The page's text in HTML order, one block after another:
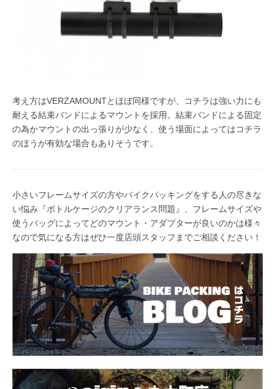
考え方はVERZAMOUNTとほぼ同様ですが、コチラは強い力にも
耐える結束バンドによるマウントを採用。結束バンドによる固定
の為かマウントの出っ張りが少なく、使う場面によってはコチラ
のほうが有効な場合もありそうです。
小さいフレームサイズの方やバイクパッキングをする人の尽きな
い悩み『ボトルケージのクリアランス問題』、フレームサイズや
使うバッグによってどのマウント・アダプターが良いのかは様々
なので気になる方はぜひ一度店頭スタッフまでご相談ください！